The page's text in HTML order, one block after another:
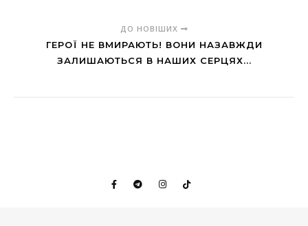
ДО НОВІШИХ
ГЕРОЇ НЕ ВМИРАЮТЬ! ВОНИ НАЗАВЖДИ
ЗАЛИШАЮТЬСЯ В НАШИХ СЕРЦЯХ...